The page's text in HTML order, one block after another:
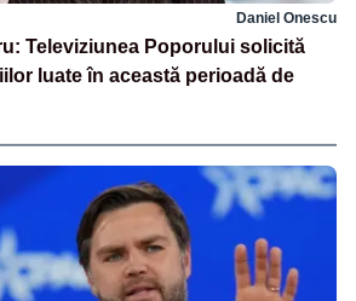
Daniel Onescu
Televiziunea Poporului solicită
luate în această perioadă de